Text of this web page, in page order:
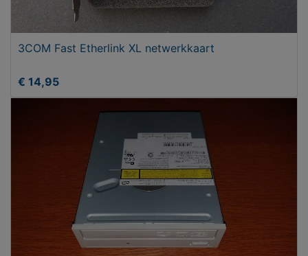
3COM Fast Etherlink XL netwerkkaart
€ 14,95